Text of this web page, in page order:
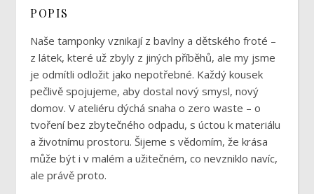
POPIS
Naše tamponky vznikají z bavlny a dětského froté –
z látek, které už zbyly z jiných příběhů, ale my jsme
je odmítli odložit jako nepotřebné. Každý kousek
pečlivě spojujeme, aby dostal nový smysl, nový
domov. V ateliéru dýchá snaha o zero waste – o
tvoření bez zbytečného odpadu, s úctou k materiálu
a životnímu prostoru. Šijeme s vědomím, že krása
může být i v malém a užitečném, co nevzniklo navíc,
ale právě proto.